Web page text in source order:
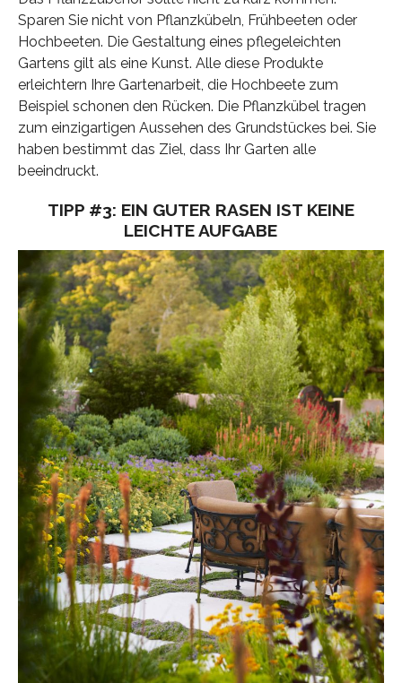
Sparen Sie nicht von Pflanzkübeln, Frühbeeten oder
Hochbeeten. Die Gestaltung eines pflegeleichten
Gartens gilt als eine Kunst. Alle diese Produkte
erleichtern Ihre Gartenarbeit, die Hochbeete zum
Beispiel schonen den Rücken. Die Pflanzkübel tragen
zum einzigartigen Aussehen des Grundstückes bei. Sie
haben bestimmt das Ziel, dass Ihr Garten alle
beeindruckt.
TIPP #3: EIN GUTER RASEN IST KEINE
LEICHTE AUFGABE